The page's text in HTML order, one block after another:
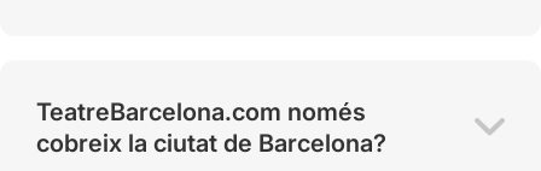
TeatreBarcelona.com només
cobreix la ciutat de Barcelona?